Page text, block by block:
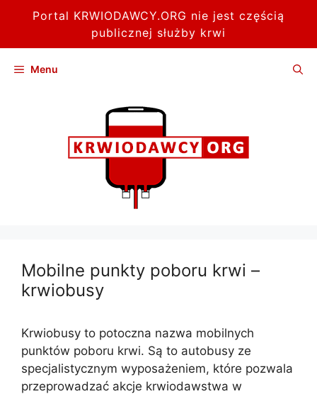
Portal KRWIODAWCY.ORG nie jest częścią
publicznej służby krwi
Menu
Mobilne punkty poboru krwi –
krwiobusy
Krwiobusy to potoczna nazwa mobilnych
punktów poboru krwi. Są to autobusy ze
specjalistycznym wyposażeniem, które pozwala
przeprowadzać akcje krwiodawstwa w